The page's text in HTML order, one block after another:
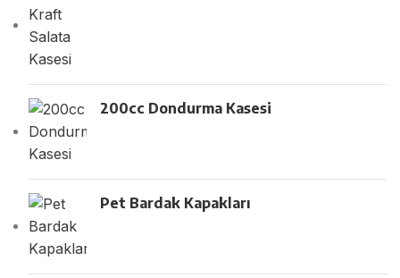
200cc Dondurma Kasesi
Pet Bardak Kapakları